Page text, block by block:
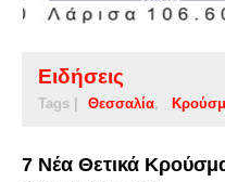
Ειδήσεις
Tags | Θεσσαλία
7 Νέα Θετικά